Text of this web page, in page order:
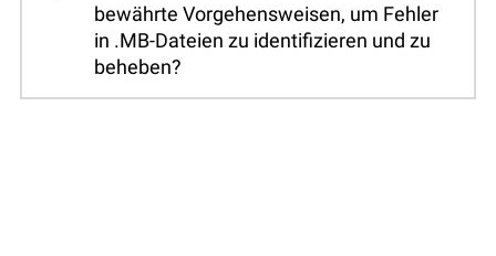
bewährte Vorgehensweisen, um Fehler
in .MB-Dateien zu identifizieren und zu
beheben?